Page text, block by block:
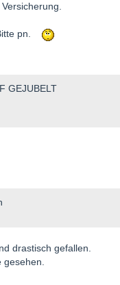
pn.
GEJUBELT
drastisch gefallen.